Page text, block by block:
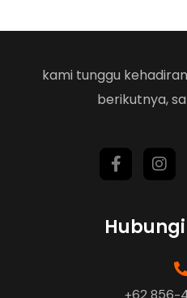
kami tunggu
berikutnya,